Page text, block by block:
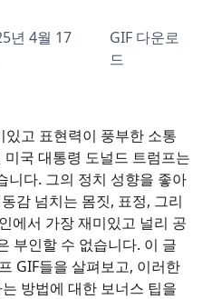
년 4월 17
GIF 다운로
드
고 표현력이 풍부한 소통
국 대통령 도널드 트럼프는
니다. 그의 정치 성향을 좋아
감 넘치는 몸짓, 표정, 그리
에서 가장 재미있고 널리 공
부인할 수 없습니다. 이 글
GIF들을 살펴보고, 이러한
방법에 대한 보너스 팁을